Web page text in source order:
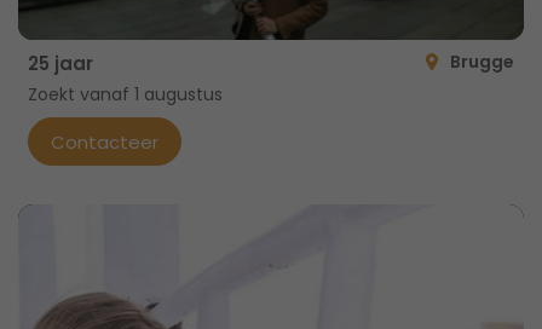
25 jaar
Brugge
Zoekt vanaf 1 augustus
Contacteer